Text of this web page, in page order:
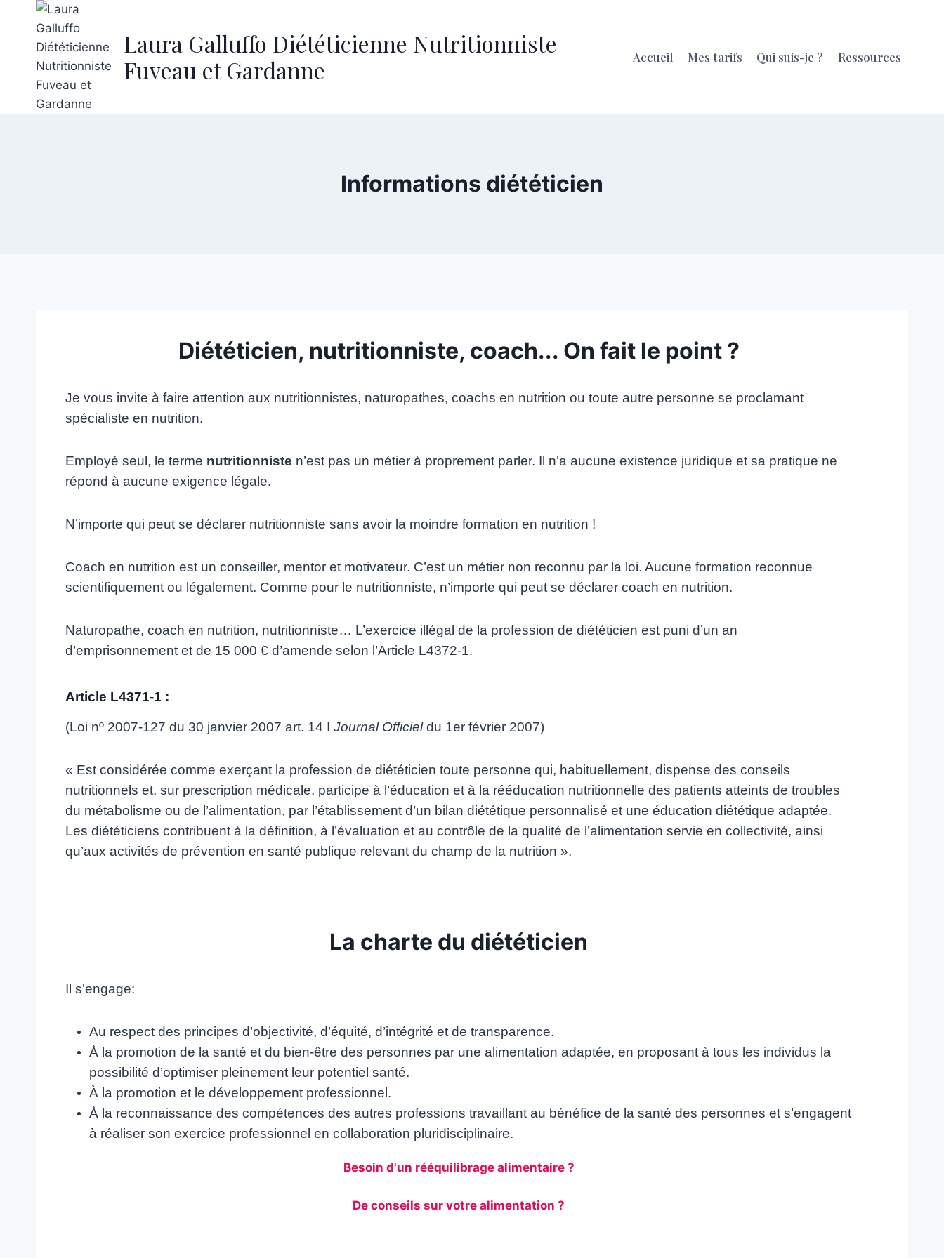
Laura Galluffo Diététicienne Nutritionniste
Fuveau et Gardanne
Accueil Mes tarifs Qui suis-je ? Ressources
Informations diététicien
Diététicien, nutritionniste, coach... On fait le point ?
Je vous invite à faire attention aux nutritionnistes, naturopathes, coachs en nutrition ou toute autre personne se proclamant
spécialiste en nutrition.
Employé seul, le terme nutritionniste n’est pas un métier à proprement parler. Il n’a aucune existence juridique et sa pratique ne
répond à aucune exigence légale.
N’importe qui peut se déclarer nutritionniste sans avoir la moindre formation en nutrition !
Coach en nutrition est un conseiller, mentor et motivateur. C’est un métier non reconnu par la loi. Aucune formation reconnue
scientifiquement ou légalement. Comme pour le nutritionniste, n’importe qui peut se déclarer coach en nutrition.
Naturopathe, coach en nutrition, nutritionniste… L’exercice illégal de la profession de diététicien est puni d’un an
d’emprisonnement et de 15 000 € d’amende selon l’Article L4372-1.
Article L4371-1 :
(Loi nº 2007-127 du 30 janvier 2007 art. 14 I Journal Officieldu 1er février 2007)
« Est considérée comme exerçant la profession de diététicien toute personne qui, habituellement, dispense des conseils
nutritionnels et, sur prescription médicale, participe à l’éducation et à la rééducation nutritionnelle des patients atteints de troubles
du métabolisme ou de l’alimentation, par l’établissement d’un bilan diététique personnalisé et une éducation diététique adaptée.
Les diététiciens contribuent à la définition, à l’évaluation et au contrôle de la qualité de l’alimentation servie en collectivité, ainsi
qu’aux activités de prévention en santé publique relevant du champ de la nutrition ».
La charte du diététicien
Il s’engage:
Au respect des principes d’objectivité, d’équité, d’intégrité et de transparence.
À la promotion de la santé et du bien-être des personnes par une alimentation adaptée, en proposant à tous les individus la
possibilité d’optimiser pleinement leur potentiel santé.
À la promotion et le développement professionnel.
À la reconnaissance des compétences des autres professions travaillant au bénéfice de la santé des personnes et s’engagent
à réaliser son exercice professionnel en collaboration pluridisciplinaire.
Besoin d'un rééquilibrage alimentaire ?
De conseils sur votre alimentation ?